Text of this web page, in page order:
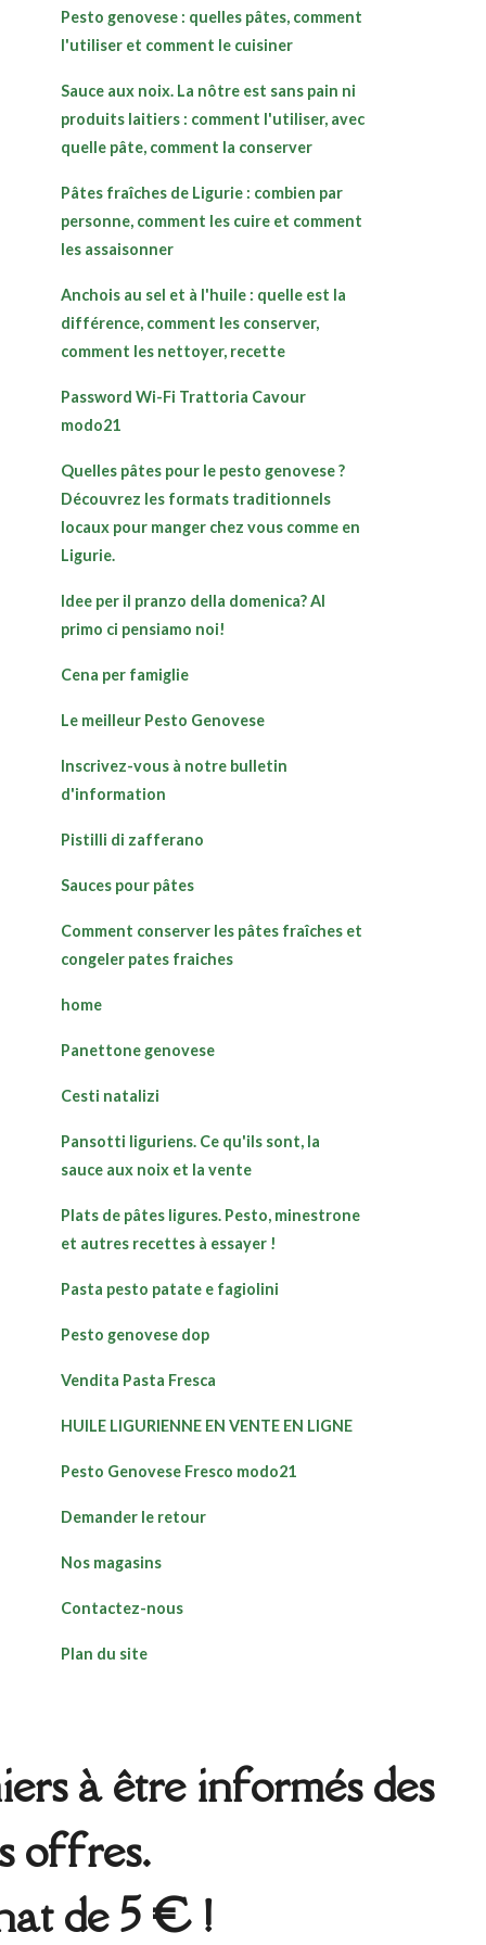
Pesto genovese : quelles pâtes, comment
l'utiliser et comment le cuisiner
Sauce aux noix. La nôtre est sans pain ni
produits laitiers : comment l'utiliser, avec
quelle pâte, comment la conserver
Pâtes fraîches de Ligurie : combien par
personne, comment les cuire et comment
les assaisonner
Anchois au sel et à l'huile : quelle est la
différence, comment les conserver,
comment les nettoyer, recette
Password Wi-Fi Trattoria Cavour
modo21
Quelles pâtes pour le pesto genovese ?
Découvrez les formats traditionnels
locaux pour manger chez vous comme en
Ligurie.
Idee per il pranzo della domenica? Al
primo ci pensiamo noi!
Cena per famiglie
Le meilleur Pesto Genovese
Inscrivez-vous à notre bulletin
d'information
Pistilli di zafferano
Sauces pour pâtes
Comment conserver les pâtes fraîches et
congeler pates fraiches
home
Panettone genovese
Cesti natalizi
Pansotti liguriens. Ce qu'ils sont, la
sauce aux noix et la vente
Plats de pâtes ligures. Pesto, minestrone
et autres recettes à essayer !
Pasta pesto patate e fagiolini
Pesto genovese dop
Vendita Pasta Fresca
HUILE LIGURIENNE EN VENTE EN LIGNE
Pesto Genovese Fresco modo21
Demander le retour
Nos magasins
Contactez-nous
Plan du site
à être informés des
offres.
de 5 € !